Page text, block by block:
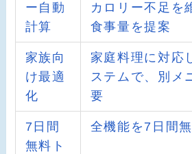
ー自動
計算
カロリー不足を
食事量を提案
家族向
け最適
化
家庭料理に対応
ステムで、別メ
要
7日間
無料ト
全機能を7日間